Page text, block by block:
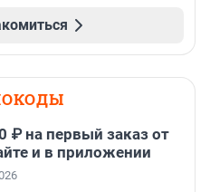
₽ на первый заказ от
и в приложении